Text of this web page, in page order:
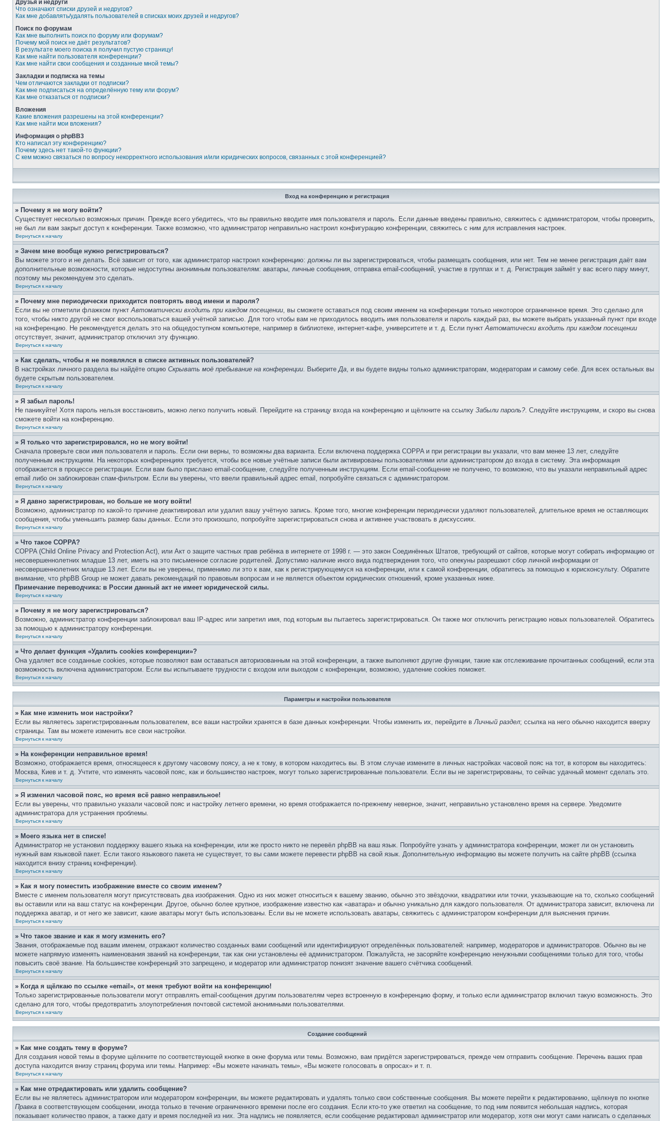
Друзья и недруги
Что означают списки друзей и недругов?
Как мне добавлять/удалять пользователей в списках моих друзей и недругов?
Поиск по форумам
Как мне выполнить поиск по форуму или форумам?
Почему мой поиск не даёт результатов?
В результате моего поиска я получил пустую страницу!
Как мне найти пользователя конференции?
Как мне найти свои сообщения и созданные мной темы?
Закладки и подписка на темы
Чем отличаются закладки от подписки?
Как мне подписаться на определённую тему или форум?
Как мне отказаться от подписки?
Вложения
Какие вложения разрешены на этой конференции?
Как мне найти мои вложения?
Информация о phpBB3
Кто написал эту конференцию?
Почему здесь нет такой-то функции?
С кем можно связаться по вопросу некорректного использования и/или юридических вопросов, связанных с этой конференцией?
Вход на конференцию и регистрация
» Почему я не могу войти?
Существует несколько возможных причин. Прежде всего убедитесь, что вы правильно вводите имя пользователя и пароль. Если данные введены правильно, свяжитесь с администратором, чтобы проверить,
не был ли вам закрыт доступ к конференции. Также возможно, что администратор неправильно настроил конфигурацию конференции, свяжитесь с ним для исправления настроек.
Вернуться к началу
» Зачем мне вообще нужно регистрироваться?
Вы можете этого и не делать. Всё зависит от того, как администратор настроил конференцию: должны ли вы зарегистрироваться, чтобы размещать сообщения, или нет. Тем не менее регистрация даёт вам
дополнительные возможности, которые недоступны анонимным пользователям: аватары, личные сообщения, отправка email-сообщений, участие в группах и т. д. Регистрация займёт у вас всего пару минут,
поэтому мы рекомендуем это сделать.
Вернуться к началу
» Почему мне периодически приходится повторять ввод имени и пароля?
Если вы не отметили флажком пунктАвтоматически входить при каждом посещении, вы сможете оставаться под своим именем на конференции только некоторое ограниченное время. Это сделано для
того, чтобы никто другой не смог воспользоваться вашей учётной записью. Для того чтобы вам не приходилось вводить имя пользователя и пароль каждый раз, вы можете выбрать указанный пункт при входе
на конференцию. Не рекомендуется делать это на общедоступном компьютере, например в библиотеке, интернет-кафе, университете и т. д. Если пунктАвтоматически входить при каждом посещении
отсутствует, значит, администратор отключил эту функцию.
Вернуться к началу
» Как сделать, чтобы я не появлялся в списке активных пользователей?
В настройках личного раздела вы найдёте опцию Скрывать моё пребывание на конференции. ВыберитеДа, и вы будете видны только администраторам, модераторам и самому себе. Для всех остальных вы
будете скрытым пользователем.
Вернуться к началу
» Я забыл пароль!
Не паникуйте! Хотя пароль нельзя восстановить, можно легко получить новый. Перейдите на страницу входа на конференцию и щёлкните на ссылку Забыли пароль?. Следуйте инструкциям, и скоро вы снова
сможете войти на конференцию.
Вернуться к началу
» Я только что зарегистрировался, но не могу войти!
Сначала проверьте свои имя пользователя и пароль. Если они верны, то возможны два варианта. Если включена поддержка COPPA и при регистрации вы указали, что вам менее 13 лет, следуйте
полученным инструкциям. На некоторых конференциях требуется, чтобы все новые учётные записи были активированы пользователями или администратором до входа в систему. Эта информация
отображается в процессе регистрации. Если вам было прислано email-сообщение, следуйте полученным инструкциям. Если email-сообщение не получено, то возможно, что вы указали неправильный адрес
email либо он заблокирован спам-фильтром. Если вы уверены, что ввели правильный адрес email, попробуйте связаться с администратором.
Вернуться к началу
» Я давно зарегистрирован, но больше не могу войти!
Возможно, администратор по какой-то причине деактивировал или удалил вашу учётную запись. Кроме того, многие конференции периодически удаляют пользователей, длительное время не оставляющих
сообщения, чтобы уменьшить размер базы данных. Если это произошло, попробуйте зарегистрироваться снова и активнее участвовать в дискуссиях.
Вернуться к началу
» Что такое COPPA?
COPPA (Child Online Privacy and Protection Act), или Акт о защите частных прав ребёнка в интернете от 1998 г. — это закон Соединённых Штатов, требующий от сайтов, которые могут собирать информацию от
несовершеннолетних младше 13 лет, иметь на это письменное согласие родителей. Допустимо наличие иного вида подтверждения того, что опекуны разрешают сбор личной информации от
несовершеннолетних младше 13 лет. Если вы не уверены, применимо ли это к вам, как к регистрирующемуся на конференции, или к самой конференции, обратитесь за помощью к юрисконсульту. Обратите
внимание, что phpBB Group не может давать рекомендаций по правовым вопросам и не является объектом юридических отношений, кроме указанных ниже.
Примечание переводчика: в России данный акт не имеет юридической силы.
Вернуться к началу
» Почему я не могу зарегистрироваться?
Возможно, администратор конференции заблокировал ваш IP-адрес или запретил имя, под которым вы пытаетесь зарегистрироваться. Он также мог отключить регистрацию новых пользователей. Обратитесь
за помощью к администратору конференции.
Вернуться к началу
» Что делает функция «Удалить cookies конференции»?
Она удаляет все созданные cookies, которые позволяют вам оставаться авторизованным на этой конференции, а также выполняют другие функции, такие как отслеживание прочитанных сообщений, если эта
возможность включена администратором. Если вы испытываете трудности с входом или выходом с конференции, возможно, удаление cookies поможет.
Вернуться к началу
Параметры и настройки пользователя
» Как мне изменить мои настройки?
Если вы являетесь зарегистрированным пользователем, все ваши настройки хранятся в базе данных конференции. Чтобы изменить их, перейдите вЛичный раздел; ссылка на него обычно находится вверху
страницы. Там вы можете изменить все свои настройки.
Вернуться к началу
» На конференции неправильное время!
Возможно, отображается время, относящееся к другому часовому поясу, а не к тому, в котором находитесь вы. В этом случае измените в личных настройках часовой пояс на тот, в котором вы находитесь:
Москва, Киев и т. д. Учтите, что изменять часовой пояс, как и большинство настроек, могут только зарегистрированные пользователи. Если вы не зарегистрированы, то сейчас удачный момент сделать это.
Вернуться к началу
» Я изменил часовой пояс, но время всё равно неправильное!
Если вы уверены, что правильно указали часовой пояс и настройку летнего времени, но время отображается по-прежнему неверное, значит, неправильно установлено время на сервере. Уведомите
администратора для устранения проблемы.
Вернуться к началу
» Моего языка нет в списке!
Администратор не установил поддержку вашего языка на конференции, или же просто никто не перевёл phpBB на ваш язык. Попробуйте узнать у администратора конференции, может ли он установить
нужный вам языковой пакет. Если такого языкового пакета не существует, то вы сами можете перевести phpBB на свой язык. Дополнительную информацию вы можете получить на сайте phpBB (ссылка
находится внизу страниц конференции).
Вернуться к началу
» Как я могу поместить изображение вместе со своим именем?
Вместе с именем пользователя могут присутствовать два изображения. Одно из них может относиться к вашему званию, обычно это звёздочки, квадратики или точки, указывающие на то, сколько сообщений
вы оставили или на ваш статус на конференции. Другое, обычно более крупное, изображение известно как «аватара» и обычно уникально для каждого пользователя. От администратора зависит, включена ли
поддержка аватар, и от него же зависит, какие аватары могут быть использованы. Если вы не можете использовать аватары, свяжитесь с администратором конференции для выяснения причин.
Вернуться к началу
» Что такое звание и как я могу изменить его?
Звания, отображаемые под вашим именем, отражают количество созданных вами сообщений или идентифицируют определённых пользователей: например, модераторов и администраторов. Обычно вы не
можете напрямую изменять наименования званий на конференции, так как они установлены её администратором. Пожалуйста, не засоряйте конференцию ненужными сообщениями только для того, чтобы
повысить своё звание. На большинстве конференций это запрещено, и модератор или администратор понизят значение вашего счётчика сообщений.
Вернуться к началу
» Когда я щёлкаю по ссылке «email», от меня требуют войти на конференцию!
Только зарегистрированные пользователи могут отправлять email-сообщения другим пользователям через встроенную в конференцию форму, и только если администратор включил такую возможность. Это
сделано для того, чтобы предотвратить злоупотребления почтовой системой анонимными пользователями.
Вернуться к началу
Создание сообщений
» Как мне создать тему в форуме?
Для создания новой темы в форуме щёлкните по соответствующей кнопке в окне форума или темы. Возможно, вам придётся зарегистрироваться, прежде чем отправить сообщение. Перечень ваших прав
доступа находится внизу страниц форума или темы. Например: «Вы можете начинать темы», «Вы можете голосовать в опросах» и т. п.
Вернуться к началу
» Как мне отредактировать или удалить сообщение?
Если вы не являетесь администратором или модератором конференции, вы можете редактировать и удалять только свои собственные сообщения. Вы можете перейти к редактированию, щёлкнув по кнопке
Правка в соответствующем сообщении, иногда только в течение ограниченного времени после его создания. Если кто-то уже ответил на сообщение, то под ним появится небольшая надпись, которая
показывает количество правок, а также дату и время последней из них. Эта надпись не появляется, если сообщение редактировал администратор или модератор, хотя они могут сами написать о сделанных